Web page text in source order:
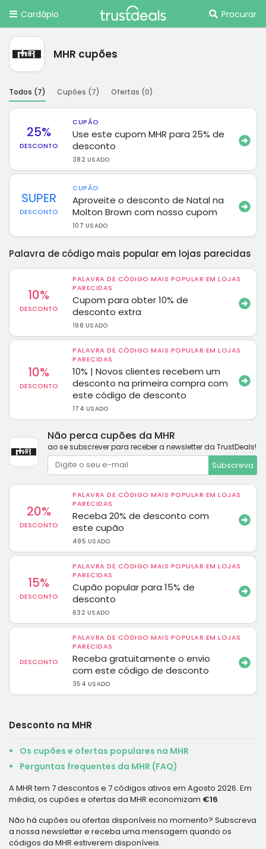
Cardápio Procurar
MHR cupões
Todos (7) Cupões (7) Ofertas (0)
25%
DESCONTO
CUPÃO
Use este cupom MHR para 25% de
desconto
382 USADO
SUPER
DESCONTO
CUPÃO
Aproveite o desconto de Natal na
Molton Brown com nosso cupom
107 USADO
Palavra de código mais popular em lojas parecidas
10%
DESCONTO
PALAVRA DE CÓDIGO MAIS POPULAR EM LOJAS
PARECIDAS
Cupom para obter 10% de
desconto extra
198 USADO
10%
DESCONTO
PALAVRA DE CÓDIGO MAIS POPULAR EM LOJAS
PARECIDAS
10% | Novos clientes recebem um
desconto na primeira compra com
este código de desconto
174 USADO
Não perca cupões da MHR
ao se subscrever para receber a newsletter da TrustDeals!
Subscreva
20%
DESCONTO
PALAVRA DE CÓDIGO MAIS POPULAR EM LOJAS
PARECIDAS
Receba 20% de desconto com
este cupão
495 USADO
15%
DESCONTO
PALAVRA DE CÓDIGO MAIS POPULAR EM LOJAS
PARECIDAS
Cupão popular para 15% de
desconto
632 USADO
DESCONTO
PALAVRA DE CÓDIGO MAIS POPULAR EM LOJAS
PARECIDAS
Receba gratuitamente o envio
com este código de desconto
354 USADO
Desconto na MHR
Os cupões e ofertas populares na MHR
Perguntas frequentes da MHR (FAQ)
A MHR tem 7 descontos e 7 códigos ativos em Agosto 2026. Em
média, os cupões e ofertas da MHR economizam €16.
Não há cupões ou ofertas disponíveis no momento? Subscreva
a nossa newsletter e receba uma mensagem quando os
códigos da MHR estiverem disponíveis.